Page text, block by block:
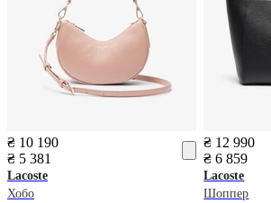
₴ 10 190
₴ 5 381
Lacoste
Хобо
₴ 12 990
₴ 6 859
Lacoste
Шоппер